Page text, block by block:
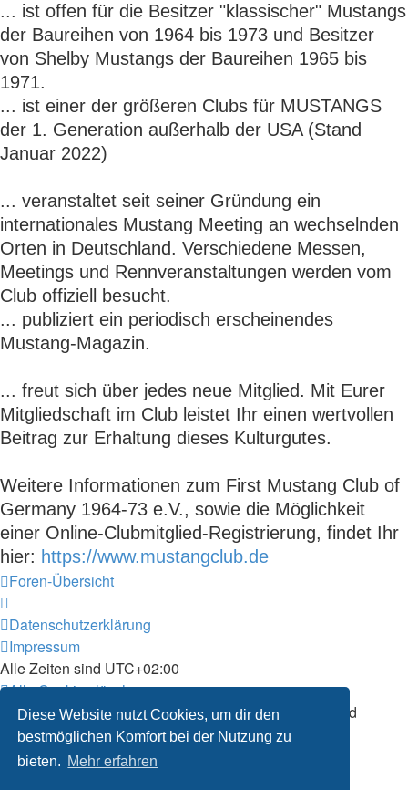
Diese Website nutzt Cookies, um dir den
bestmöglichen Komfort bei der Nutzung zu
bieten. Mehr erfahren
... ist offen für die Besitzer "klassischer" Mustangs
der Baureihen von 1964 bis 1973 und Besitzer
von Shelby Mustangs der Baureihen 1965 bis
1971.
... ist einer der größeren Clubs für MUSTANGS
der 1. Generation außerhalb der USA (Stand
Januar 2022)
... veranstaltet seit seiner Gründung ein
internationales Mustang Meeting an wechselnden
Orten in Deutschland. Verschiedene Messen,
Meetings und Rennveranstaltungen werden vom
Club offiziell besucht.
... publiziert ein periodisch erscheinendes
Mustang-Magazin.
... freut sich über jedes neue Mitglied. Mit Eurer
Mitgliedschaft im Club leistet Ihr einen wertvollen
Beitrag zur Erhaltung dieses Kulturgutes.
Weitere Informationen zum First Mustang Club of
Germany 1964-73 e.V., sowie die Möglichkeit
einer Online-Clubmitglied-Registrierung, findet Ihr
hier: https://www.mustangclub.de
Foren-Übersicht
Datenschutzerklärung
Impressum
Alle Zeiten sind UTC+02:00
Alle Cookies löschen
Powered byphpBB® Forum Software © phpBB Limited
Deutsche Übersetzung durch phpBB.de
Datenschutz|Nutzungsbedingungen